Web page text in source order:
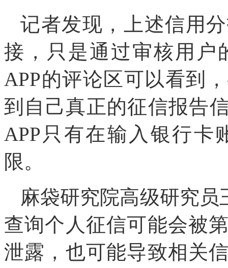
记者发现，上述信用
接，只是通过审核用户
APP的评论区可以看到
到自己真正的征信报告
APP只有在输入银行卡
限。
麻袋研究院高级研究员
查询个人征信可能会被
泄露，也可能导致相关